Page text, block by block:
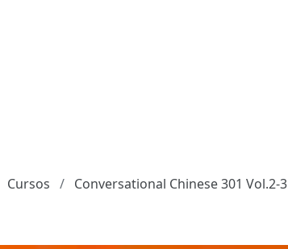
Cursos Conversational Chinese 301 Vol.2-3